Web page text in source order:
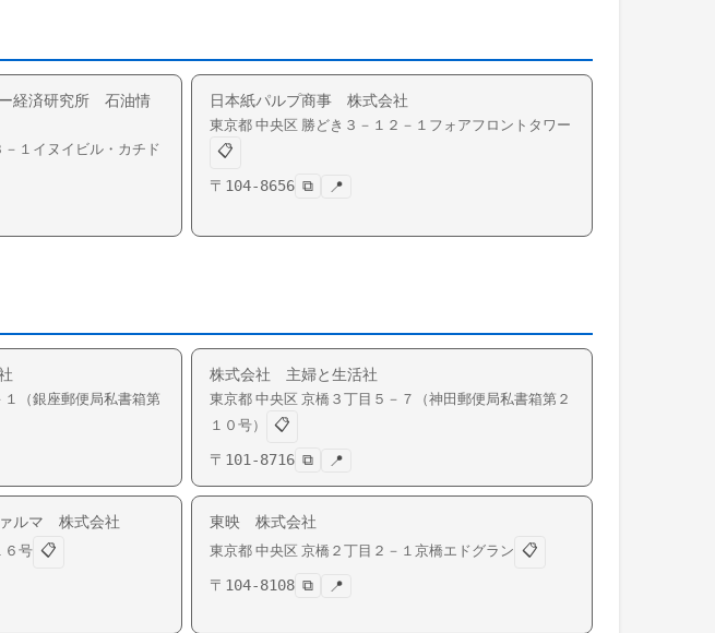
経済研究所 石油情
－１イヌイビル・カチド
日本紙パルプ商事 株式会社
東京都 中央区 勝どき ３－１２－１フォアフロントタワー
📋
〒 104-8656 ⧉ 📍
１（銀座郵便局私書箱第
株式会社 主婦と生活社
東京都 中央区 京橋 ３丁目５－７（神田郵便局私書箱第２
１０号）
📋
〒 101-8716 ⧉ 📍
ルマ 株式会社
６号 📋
東映 株式会社
東京都 中央区 京橋 ２丁目２－１京橋エドグラン 📋
〒 104-8108 ⧉ 📍